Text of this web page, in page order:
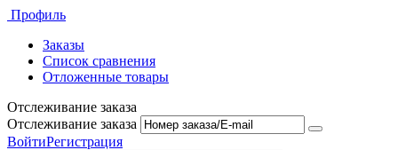
Профиль
Заказы
Список сравнения
Отложенные товары
Отслеживание заказа
Отслеживание заказа
ВойтиРегистрация